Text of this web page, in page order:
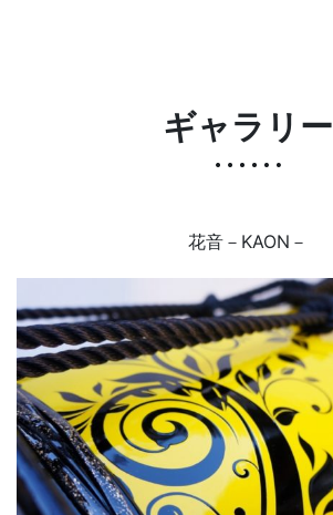
ギャラリー
花音－KAON－